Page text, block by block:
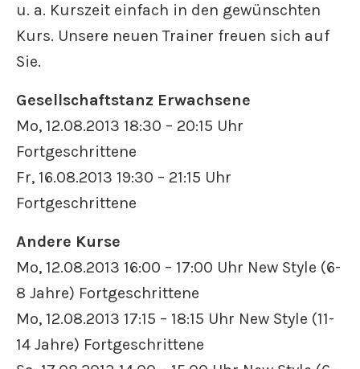
u. a. Kurszeit einfach in den gewünschten
Kurs. Unsere neuen Trainer freuen sich auf
Sie.
Gesellschaftstanz Erwachsene
Mo, 12.08.2013 18:30 – 20:15 Uhr
Fortgeschrittene
Fr, 16.08.2013 19:30 – 21:15 Uhr
Fortgeschrittene
Andere Kurse
Mo, 12.08.2013 16:00 – 17:00 Uhr New Style (6-
8 Jahre) Fortgeschrittene
Mo, 12.08.2013 17:15 – 18:15 Uhr New Style (11-
14 Jahre) Fortgeschrittene